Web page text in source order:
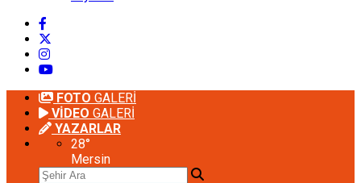
FOTO GALERİ
VİDEO GALERİ
YAZARLAR
28°
Mersin